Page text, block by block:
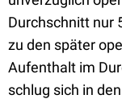
Durchschnitt nur
zu den später
Aufenthalt im
schlug sich in